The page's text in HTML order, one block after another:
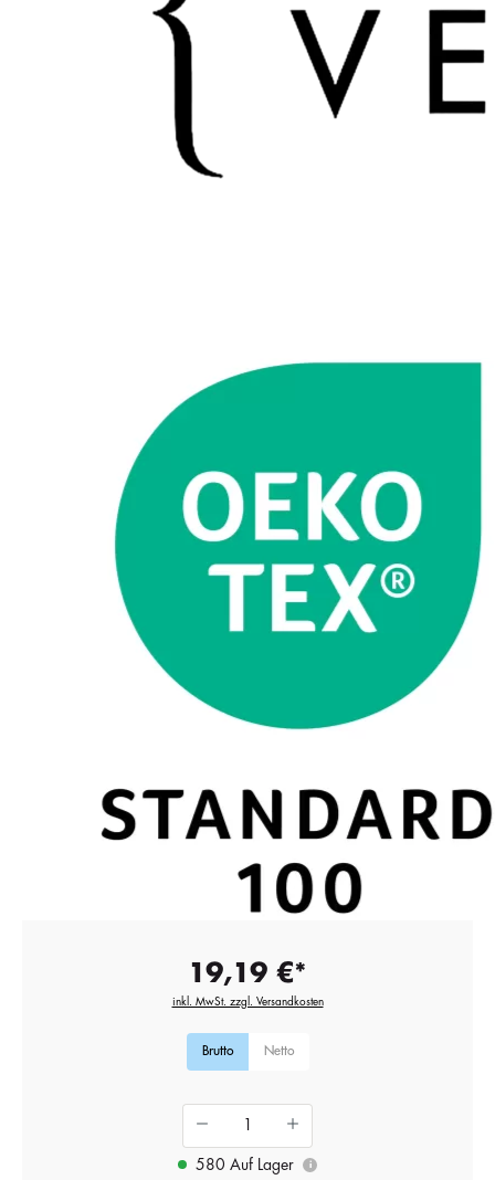
19,19 €*
inkl. MwSt. zzgl. Versandkosten
Brutto Netto
580 Auf Lager i